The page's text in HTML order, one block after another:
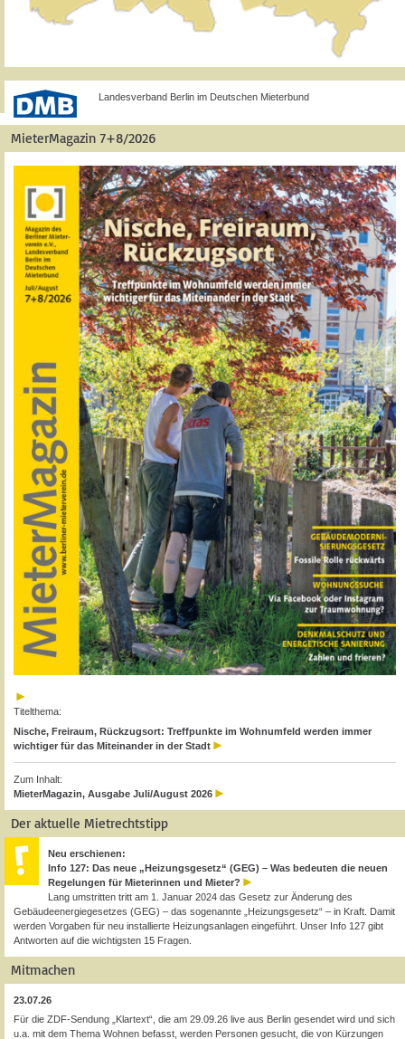
Landesverband Berlin im Deutschen Mieterbund
MieterMagazin 7+8/2026
Titelthema:
Nische, Freiraum, Rückzugsort: Treffpunkte im Wohnumfeld werden immer
wichtiger für das Miteinander in der Stadt
Zum Inhalt:
MieterMagazin, Ausgabe Juli/August 2026
Der aktuelle Mietrechtstipp
Neu erschienen:
Info 127: Das neue „Heizungsgesetz“ (GEG) – Was bedeuten die neuen
Regelungen für Mieterinnen und Mieter?
Lang umstritten tritt am 1. Januar 2024 das Gesetz zur Änderung des
Gebäudeenergiegesetzes (GEG) – das sogenannte „Heizungsgesetz“ – in Kraft. Damit
werden Vorgaben für neu installierte Heizungsanlagen eingeführt. Unser Info 127 gibt
Antworten auf die wichtigsten 15 Fragen.
Mitmachen
23.07.26
Für die ZDF-Sendung „Klartext“, die am 29.09.26 live aus Berlin gesendet wird und sich
u.a. mit dem Thema Wohnen befasst, werden Personen gesucht, die von Kürzungen